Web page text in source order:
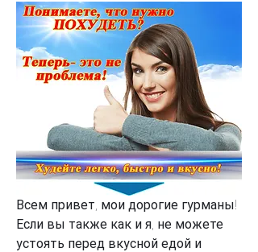
Всем привет, мои дорогие гурманы!
Если вы также как и я, не можете
устоять перед вкусной едой и